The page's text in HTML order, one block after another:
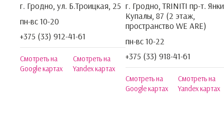
г. Гродно, ул. Б.Троицкая, 25
пн-вс 10-20
+375 (33) 912-41-61
Смотреть на
Google картах
Смотреть на
Yandex картах
г. Гродно, TRINITI пр-т. Янки
Купалы, 87 (2 этаж,
пространство WE ARE)
пн-вс 10-22
+375 (33) 918-41-61
Смотреть на
Google картах
Смотреть на
Yandex картах